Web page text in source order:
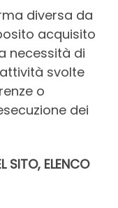
diversa da
acquisito
necessità di
svolte
o
dei
SITO, ELENCO